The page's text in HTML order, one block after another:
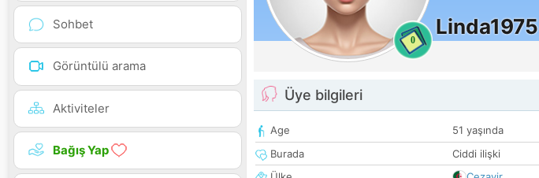
Sohbet
Görüntülü arama
Aktiviteler
Bağış Yap
0
Linda1975
Üye bilgileri
Age
51 yaşında
Burada
Ciddi ilişki